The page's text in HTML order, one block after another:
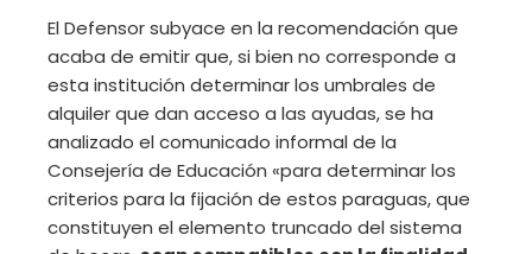
El Defensor subyace en la recomendación que
acaba de emitir que, si bien no corresponde a
esta institución determinar los umbrales de
alquiler que dan acceso a las ayudas, se ha
analizado el comunicado informal de la
Consejería de Educación «para determinar los
criterios para la fijación de estos paraguas, que
constituyen el elemento truncado del sistema